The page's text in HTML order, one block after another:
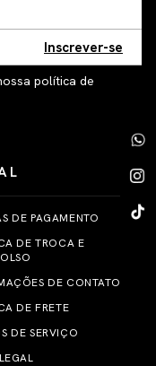
Inscrever-se
política de
DE PAGAMENTO
DE TROCA E
DE CONTATO
DE FRETE
DE SERVIÇO